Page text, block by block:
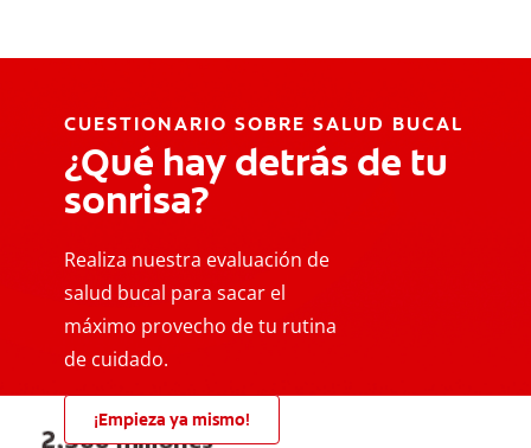
CUESTIONARIO SOBRE SALUD BUCAL
¿Qué hay detrás de tu
sonrisa?
Realiza nuestra evaluación de
salud bucal para sacar el
máximo provecho de tu rutina
de cuidado.
¡Empieza ya mismo!